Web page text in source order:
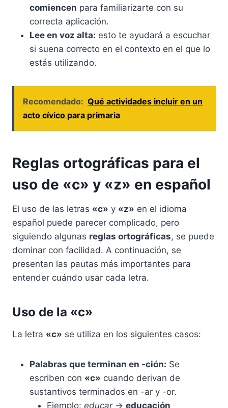
comiencen para familiarizarte con su
correcta aplicación.
Lee en voz alta: esto te ayudará a escuchar
si suena correcto en el contexto en el que lo
estás utilizando.
Recomendado: Qué actividades incluir en un
acto cívico para primaria
Reglas ortográficas para el
uso de «c» y «z» en español
El uso de las letras «c» y «z» en el idioma
español puede parecer complicado, pero
siguiendo algunas reglas ortográficas, se puede
dominar con facilidad. A continuación, se
presentan las pautas más importantes para
entender cuándo usar cada letra.
Uso de la «c»
La letra «c» se utiliza en los siguientes casos:
Palabras que terminan en -ción: Se
escriben con «c» cuando derivan de
sustantivos terminados en -ar y -or.
Ejemplo: educar→ educación